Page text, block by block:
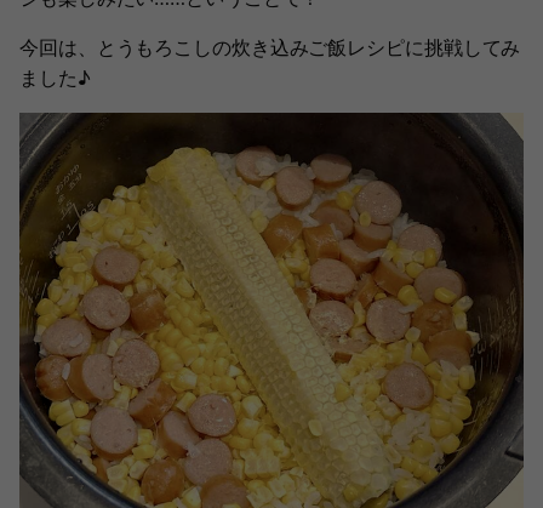
今回は、とうもろこしの炊き込みご飯レシピに挑戦してみ
ました♪